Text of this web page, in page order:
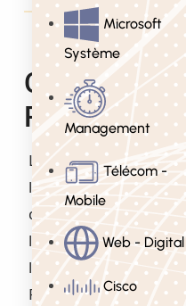
Microsoft
Système
Management
Télécom -
Mobile
Web - Digital
Cisco
Objectifs
Raspberry
Le Raspberry Pi est
la taille d’une carte
de donner accès au
l’apprentissage de la
l’initiation au sens
Raspberry fait